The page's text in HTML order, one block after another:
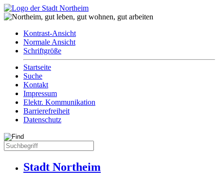
Kontrast-Ansicht
Normale Ansicht
Schriftgröße
Startseite
Suche
Kontakt
Impressum
Elektr. Kommunikation
Barrierefreiheit
Datenschutz
Stadt Northeim